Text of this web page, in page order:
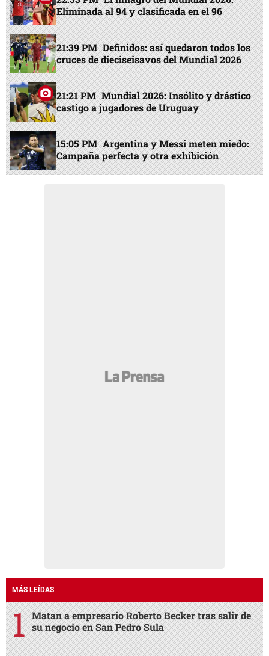
Eliminada al 94 y clasificada en el 96
21:39 PM Definidos: así quedaron todos los
cruces de dieciseisavos del Mundial 2026
21:21 PM Mundial 2026: Insólito y drástico
castigo a jugadores de Uruguay
15:05 PM Argentina y Messi meten miedo:
Campaña perfecta y otra exhibición
MÁS LEÍDAS
Matan a empresario Roberto Becker tras salir de
su negocio en San Pedro Sula